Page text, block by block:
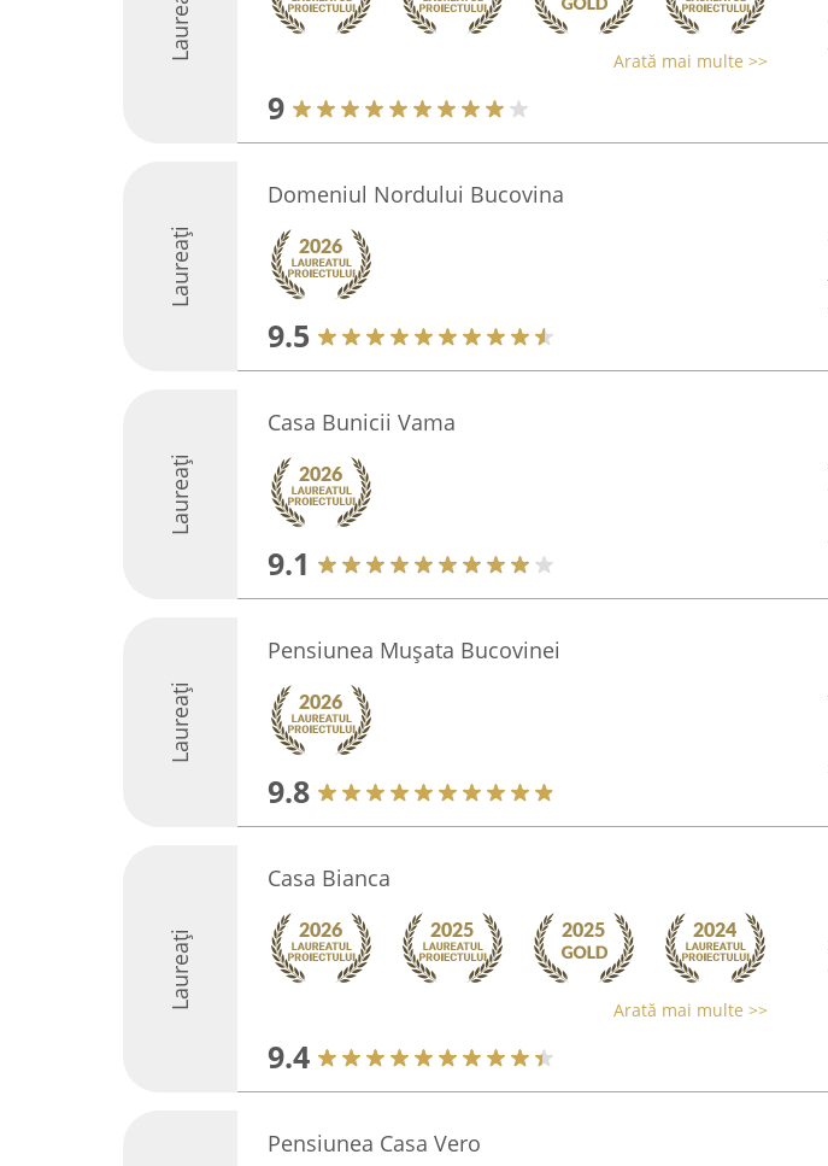
Laureați Arată mai multe >>
9
Laureați
Domeniul Nordului Bucovina
9.5
Laureați
Casa Bunicii Vama
9.1
Laureați
Pensiunea Mușata Bucovinei
9.8
Laureați
Casa Bianca
Arată mai multe >>
9.4
Pensiunea Casa Vero